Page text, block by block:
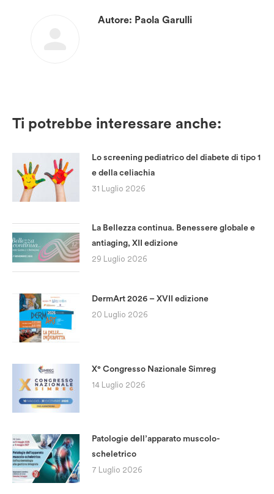
Autore: Paola Garulli
Ti potrebbe interessare anche:
Lo screening pediatrico del diabete di tipo 1
e della celiachia
31 Luglio 2026
La Bellezza continua. Benessere globale e
antiaging, XII edizione
29 Luglio 2026
DermArt 2026 – XVII edizione
20 Luglio 2026
X° Congresso Nazionale Simreg
14 Luglio 2026
Patologie dell’apparato muscolo-
scheletrico
7 Luglio 2026